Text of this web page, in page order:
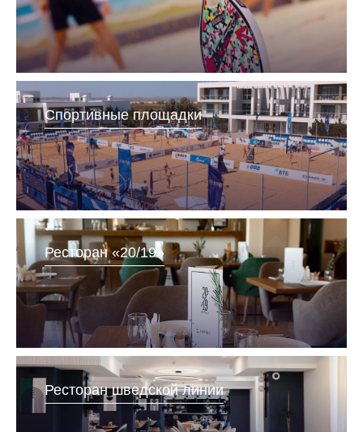
Спортивные площадки
Ресторан «20/19»
Ресторан шведской линии